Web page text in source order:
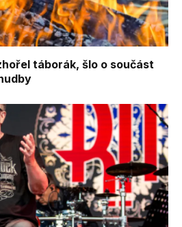
táborák, šlo o součást